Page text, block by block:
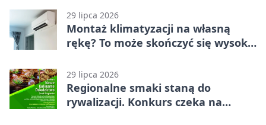
29 lipca 2026
Montaż klimatyzacji na własną
rękę? To może skończyć się wysoką
29 lipca 2026
Regionalne smaki staną do
rywalizacji. Konkurs czeka na